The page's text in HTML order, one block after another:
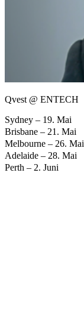
Qvest @ ENTECH
Sydney – 19. Mai
Brisbane – 21. Mai
Melbourne – 26. Mai
Adelaide – 28. Mai
Perth – 2. Juni